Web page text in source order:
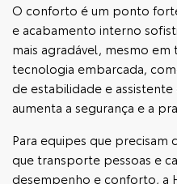
O conforto é um ponto
e acabamento interno
mais agradável, mesmo
tecnologia embarcada,
de estabilidade e
aumenta a segurança e a
Para equipes que
que transporte pessoas e
desempenho e conforto, a